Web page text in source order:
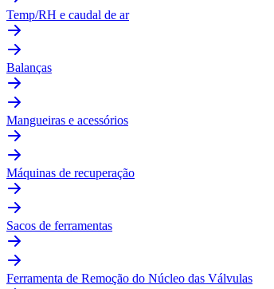
Temp/RH e caudal de ar
Balanças
Mangueiras e acessórios
Máquinas de recuperação
Sacos de ferramentas
Ferramenta de Remoção do Núcleo das Válvulas